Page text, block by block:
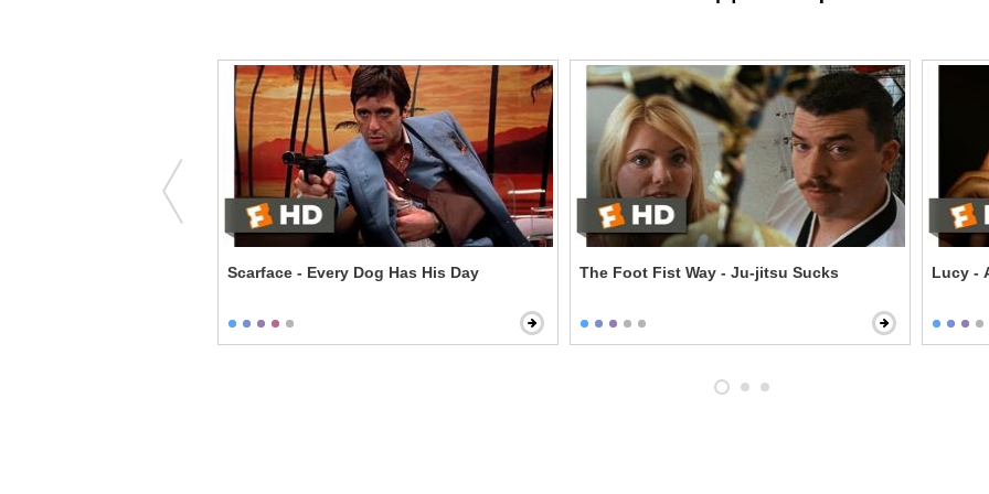
Scarface - Every Dog Has His Day The Foot Fist Way - Ju-jitsu Sucks Lucy -